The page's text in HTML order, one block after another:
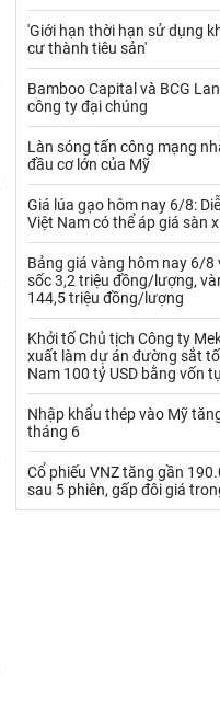
Muối
Palladium
Rau - Củ -Quả
Sữa
Than
Thủy hải sản khác
Vàng
VLXD khác
Xi măng - Clynker
'Giới hạn thời hạn sử dụng
cư thành tiêu sản'
Bamboo Capital và BCG
công ty đại chúng
Làn sóng tấn công mạng
đầu cơ lớn của Mỹ
Giá lúa gạo hôm nay 6/8:
Việt Nam có thể áp giá sàn
Bảng giá vàng hôm nay 6/8
sốc 3,2 triệu đồng/lượng,
144,5 triệu đồng/lượng
Khởi tố Chủ tịch Công ty
xuất làm dự án đường sắt
Nam 100 tỷ USD bằng vốn
Nhập khẩu thép vào Mỹ
tháng 6
Cổ phiếu VNZ tăng gần
sau 5 phiên, gấp đôi giá